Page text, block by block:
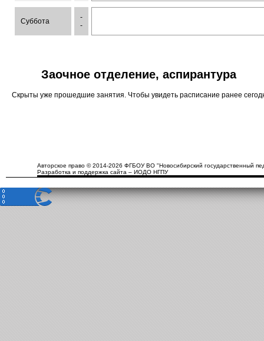
Суббота
-
-
Заочное отделение, аспирантура
Скрыты уже прошедшие занятия. Чтобы увидеть расписание ранее
Авторское право © 2014-2026 ФГБОУ ВО "Новосибирский государственный
Разработка и поддержка сайта – ИОДО НГПУ